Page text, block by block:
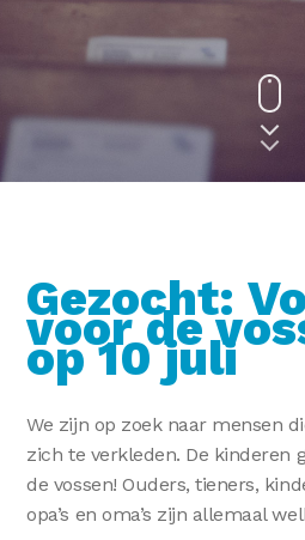
Gezocht:
voor de
op 10 juli
We zijn op zoek naar mensen
zich te verkleden. De kinderen
de vossen! Ouders, tieners,
opa’s en oma’s zijn allemaal